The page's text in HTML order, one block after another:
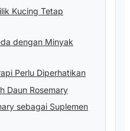
Kucing Tetap
dengan Minyak
Perlu Diperhatikan
Daun Rosemary
sebagai Suplemen